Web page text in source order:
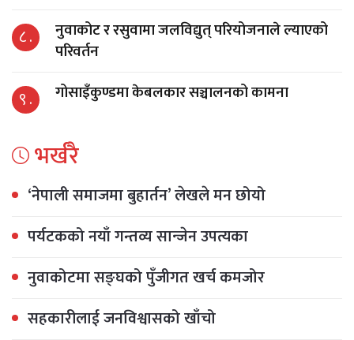
८ .
नुवाकोट र रसुवामा जलविद्युत् परियोजनाले ल्याएको
परिवर्तन
९ . गोसाइँकुण्डमा केबलकार सञ्चालनको कामना
भर्खरै
‘नेपाली समाजमा बुहार्तन’ लेखले मन छोयो
पर्यटकको नयाँ गन्तव्य सान्जेन उपत्यका
नुवाकोटमा सङ्घको पुँजीगत खर्च कमजोर
सहकारीलाई जनविश्वासको खाँचो